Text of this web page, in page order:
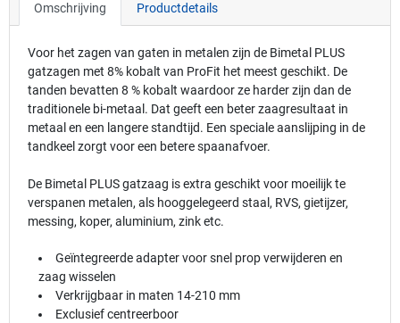
Omschrijving Productdetails
Voor het zagen van gaten in metalen zijn de Bimetal PLUS
gatzagen met 8% kobalt van ProFit het meest geschikt. De
tanden bevatten 8 % kobalt waardoor ze harder zijn dan de
traditionele bi-metaal. Dat geeft een beter zaagresultaat in
metaal en een langere standtijd. Een speciale aanslijping in de
tandkeel zorgt voor een betere spaanafvoer.
De Bimetal PLUS gatzaag is extra geschikt voor moeilijk te
verspanen metalen, als hooggelegeerd staal, RVS, gietijzer,
messing, koper, aluminium, zink etc.
Geïntegreerde adapter voor snel prop verwijderen en
zaag wisselen
Verkrijgbaar in maten 14-210 mm
Exclusief centreerboor